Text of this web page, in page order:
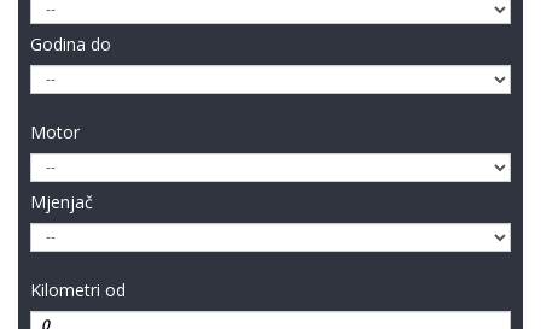
Godina do
Motor
Mjenjač
Kilometri od